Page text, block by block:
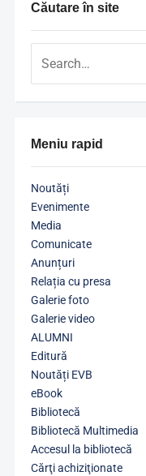
Căutare în site
Meniu rapid
Noutăți
Evenimente
Media
Comunicate
Anunțuri
Relația cu presa
Galerie foto
Galerie video
ALUMNI
Editură
Noutăți EVB
eBook
Bibliotecă
Bibliotecă Multimedia
Accesul la bibliotecă
Cărţi achiziţionate